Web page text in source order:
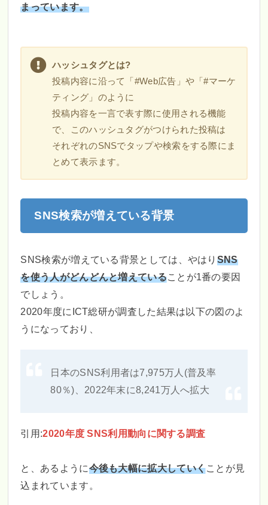
まっています。
ハッシュタグとは?
投稿内容に沿って「#Web広告」や「#マーケ
ティング」のように
投稿内容を一言で表す際に使用される機能
で、このハッシュタグがつけられた投稿は
それぞれのSNSでタップや検索をする際にま
とめて表示ます。
SNS検索が増えている背景
SNS検索が増えている背景としては、やはり SNS
を使う人がどんどんと増えていることが1番の要因
でしょう。
2020年度にICT総研が調査した結果は以下の図のよ
うになっており、
日本のSNS利用者は7,975万人(普及率
80％)、2022年末に8,241万人へ拡大
引用:2020年度 SNS利用動向に関する調査
と、あるように今後も大幅に拡大していくことが見
込まれています。